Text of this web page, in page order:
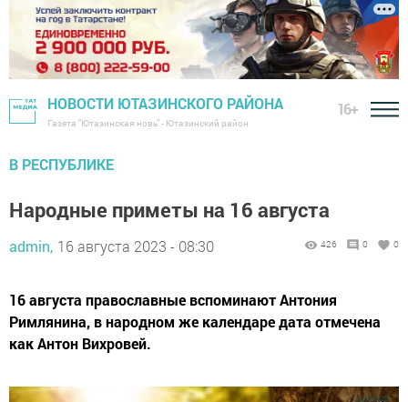
НОВОСТИ ЮТАЗИНСКОГО РАЙОНА
Газета "Ютазинская новь" - Ютазинский район
16+
В РЕСПУБЛИКЕ
Народные приметы на 16 августа
admin, 16 августа 2023 - 08:30 426 0 0
16 августа православные вспоминают Антония
Римлянина, в народном же календаре дата отмечена
как Антон Вихровей.